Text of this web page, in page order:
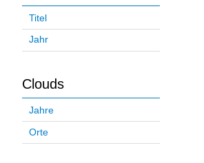
Titel
Jahr
Clouds
Jahre
Orte